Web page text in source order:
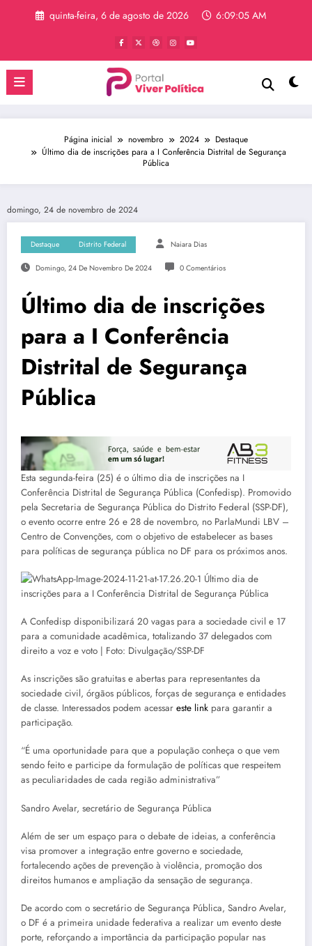
quinta-feira, 6 de agosto de 2026 6:09:06 AM
Página inicial novembro 2024
Destaque
Último dia de inscrições para a I Conferência Distrital de Segurança
Pública
domingo, 24 de novembro de 2024
Destaque Distrito Federal Naiara Dias
Domingo, 24 De Novembro De 2024 0 Comentários
Último dia de inscrições
para a I Conferência
Distrital de Segurança
Pública
Esta segunda-feira (25) é o último dia de inscrições na I
Conferência Distrital de Segurança Pública (Confedisp). Promovido
pela Secretaria de Segurança Pública do Distrito Federal (SSP-DF),
o evento ocorre entre 26 e 28 de novembro, no ParlaMundi LBV –
Centro de Convenções, com o objetivo de estabelecer as bases
para políticas de segurança pública no DF para os próximos anos.
A Confedisp disponibilizará 20 vagas para a sociedade civil e 17
para a comunidade acadêmica, totalizando 37 delegados com
direito a voz e voto | Foto: Divulgação/SSP-DF
As inscrições são gratuitas e abertas para representantes da
sociedade civil, órgãos públicos, forças de segurança e entidades
de classe. Interessados podem acessar este link para garantir a
participação.
“É uma oportunidade para que a população conheça o que vem
sendo feito e participe da formulação de políticas que respeitem
as peculiaridades de cada região administrativa”
Sandro Avelar, secretário de Segurança Pública
Além de ser um espaço para o debate de ideias, a conferência
visa promover a integração entre governo e sociedade,
fortalecendo ações de prevenção à violência, promoção dos
direitos humanos e ampliação da sensação de segurança.
De acordo com o secretário de Segurança Pública, Sandro Avelar,
o DF é a primeira unidade federativa a realizar um evento deste
porte, reforçando a importância da participação popular nas